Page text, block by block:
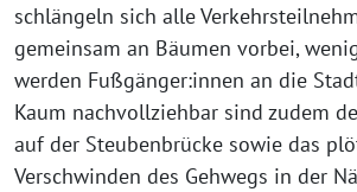
schlängeln sich alle
gemeinsam an Bäumen vorbei,
werden Fußgänger:innen an die
Kaum nachvollziehbar sind zudem
auf der Steubenbrücke sowie das
Verschwinden des Gehwegs in der